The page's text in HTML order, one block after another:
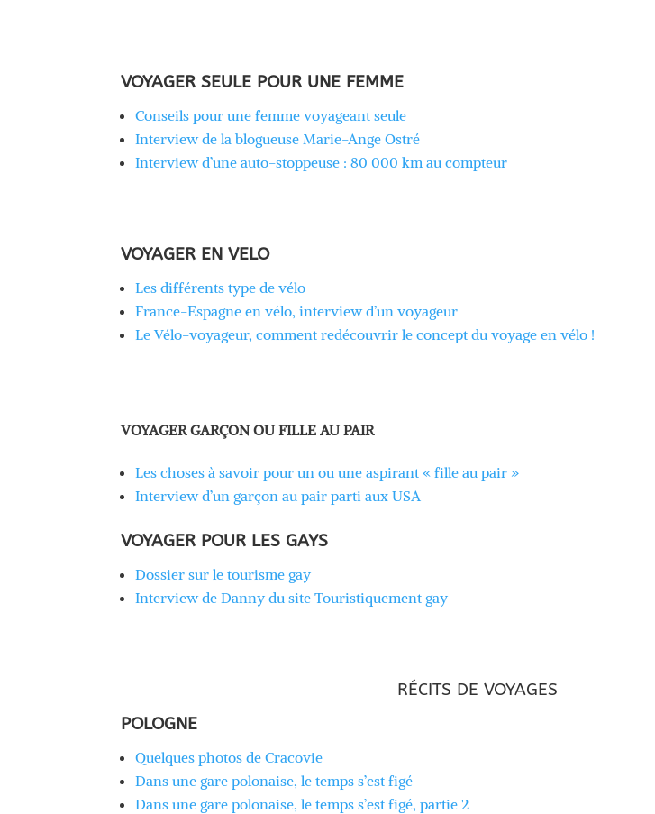
VOYAGER SEULE POUR UNE FEMME
Conseils pour une femme voyageant seule
Interview de la blogueuse Marie-Ange Ostré
Interview d’une auto-stoppeuse : 80 000 km au compteur
VOYAGER EN VELO
Les différents type de vélo
France-Espagne en vélo, interview d’un voyageur
Le Vélo-voyageur, comment redécouvrir le concept du voyage en vélo !
VOYAGER GARÇON OU FILLE AU PAIR
Les choses à savoir pour un ou une aspirant « fille au pair »
Interview d’un garçon au pair parti aux USA
VOYAGER POUR LES GAYS
Dossier sur le tourisme gay
Interview de Danny du site Touristiquement gay
RÉCITS DE VOYAGES
POLOGNE
Quelques photos de Cracovie
Dans une gare polonaise, le temps s’est figé
Dans une gare polonaise, le temps s’est figé, partie 2